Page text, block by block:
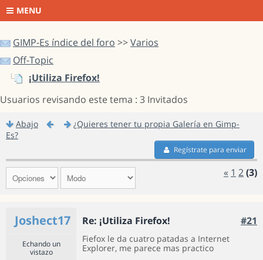
MENU
GIMP-Es índice del foro >>Varios
Off-Topic
¡Utiliza Firefox!
Usuarios revisando este tema : 3 Invitados
Abajo
¿Quieres tener tu propia Galería en Gimp-
Es?
Regístrate para enviar
« 1 2(3)
Joshect17 Re: ¡Utiliza Firefox! #21
Echando un
vistazo
Fiefox le da cuatro patadas a Internet
Explorer, me parece mas practico